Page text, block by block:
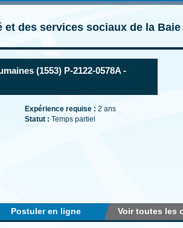
et des services sociaux de la Baie
(1553) P-2122-0578A -
Expérience requise : 2 ans
Statut : Temps partiel
Voir toutes les
Postuler en ligne